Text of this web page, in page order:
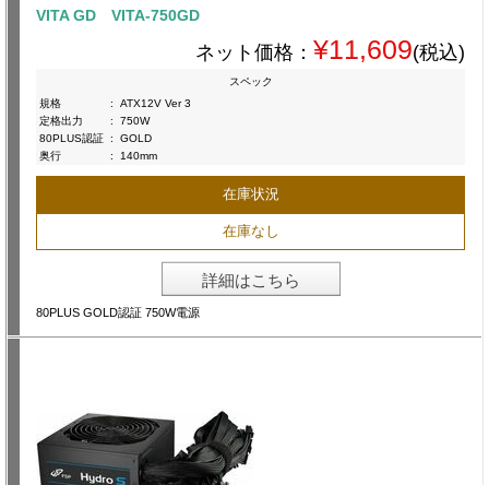
VITA GD VITA-750GD
ネット価格： ¥11,609(税込)
スペック
規格
:
ATX12V Ver 3
定格出力
:
750W
80PLUS認証 :
GOLD
奥行
: 140mm
在庫状況
在庫なし
詳細はこちら
80PLUS GOLD認証 750W電源